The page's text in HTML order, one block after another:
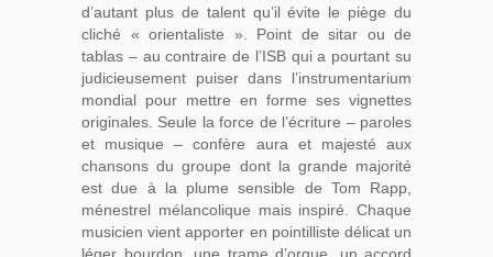
d’autant plus de talent qu’il évite le piège du
cliché « orientaliste ». Point de sitar ou de
tablas – au contraire de l’ISB qui a pourtant su
judicieusement puiser dans l’instrumentarium
mondial pour mettre en forme ses vignettes
originales. Seule la force de l’écriture – paroles
et musique – confère aura et majesté aux
chansons du groupe dont la grande majorité
est due à la plume sensible de Tom Rapp,
ménestrel mélancolique mais inspiré. Chaque
musicien vient apporter en pointilliste délicat un